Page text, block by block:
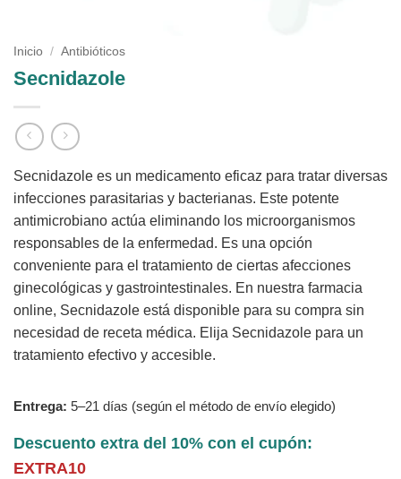
Inicio / Antibióticos
Secnidazole
Secnidazole es un medicamento eficaz para tratar diversas
infecciones parasitarias y bacterianas. Este potente
antimicrobiano actúa eliminando los microorganismos
responsables de la enfermedad. Es una opción
conveniente para el tratamiento de ciertas afecciones
ginecológicas y gastrointestinales. En nuestra farmacia
online, Secnidazole está disponible para su compra sin
necesidad de receta médica. Elija Secnidazole para un
tratamiento efectivo y accesible.
Entrega: 5–21 días (según el método de envío elegido)
Descuento extra del 10% con el cupón:
EXTRA10